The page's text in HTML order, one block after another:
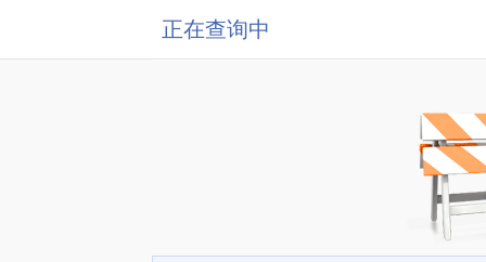
正在查询中